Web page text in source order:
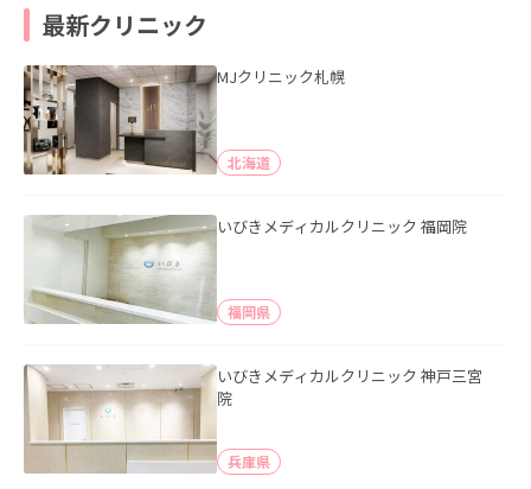
最新クリニック
MJクリニック札幌
北海道
いびきメディカルクリニック 福岡院
福岡県
いびきメディカルクリニック 神戸三宮
院
兵庫県